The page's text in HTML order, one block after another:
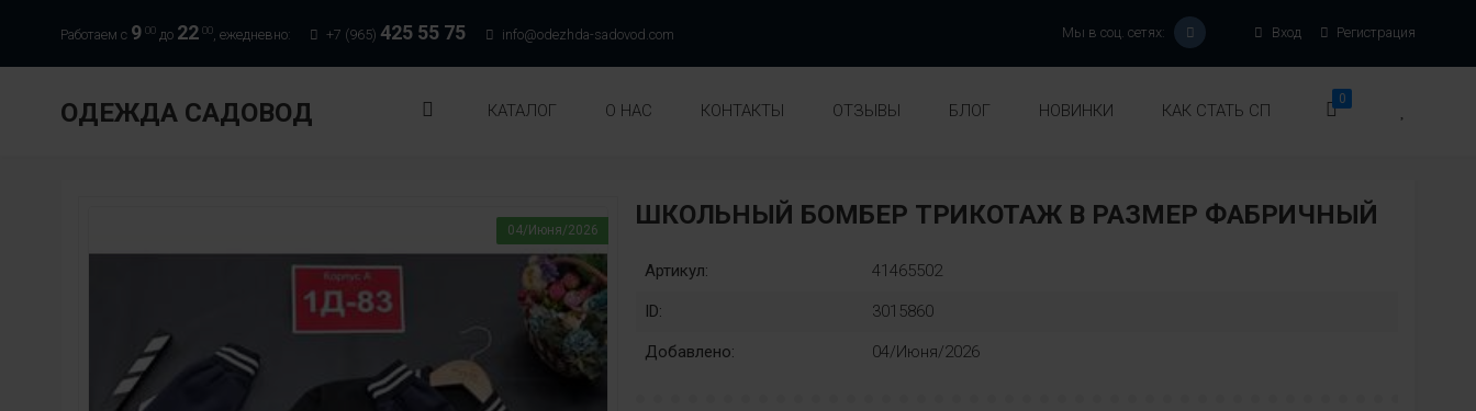
Работаем с 9 00 до 22 00, ежедневно: +7 (965) 425 55 75 info@odezhda-sadovod.com Вход Регистрация
Мы в соц. сетях:
ОДЕЖДА САДОВОД КАТАЛОГ О НАС КОНТАКТЫ ОТЗЫВЫ БЛОГ НОВИНКИ КАК СТАТЬ СП
0
04/Июня/2026 ШКОЛЬНЫЙ БОМБЕР ТРИКОТАЖ В РАЗМЕР ФАБРИЧНЫЙ
Артикул: 41465502
ID: 3015860
Добавлено: 04/Июня/2026